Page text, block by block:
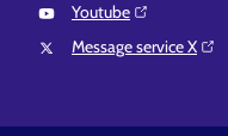
Youtube⁠
Message service X⁠